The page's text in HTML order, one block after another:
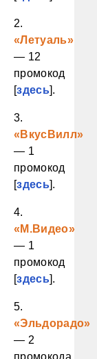
2.
«Летуаль»
— 12
промокод
[здесь].
3.
«ВкусВилл»
— 1
промокод
[здесь].
4.
«М.Видео»
— 1
промокод
[здесь].
5.
«Эльдорадо»
— 2
промокода